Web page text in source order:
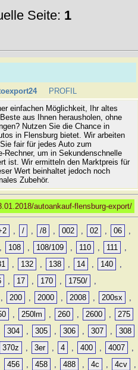
Seite: 1
PROFIL
einfachen Möglichkeit, Ihr altes
aus Ihnen herausholen, ohne
Nutzen Sie die Chance in
in Flensburg bietet. Wir arbeiten
fair für jedes Auto zum
Rechner, um in Sekundenschnelle
ist. Wir ermitteln den Marktpreis für
Wert beinhaltet jedoch noch
Zubehör.
autoankauf-flensburg-export/
, / , /8 , 002 , 02 , 06
,
, 108 , 108/109 , 110 , 111
,
, 132 , 138 , 14 , 140
,
, 17 , 170 , 1750/
,
, 200 , 2000 , 2008 , 200sx
,
, 250lm , 260 , 2600 ,
275
304 , 305 , 306 , 307 ,
308
370z , 3er , 4 , 400 , 4007
,
456 , 458 , 488 , 4c , 4cv
,